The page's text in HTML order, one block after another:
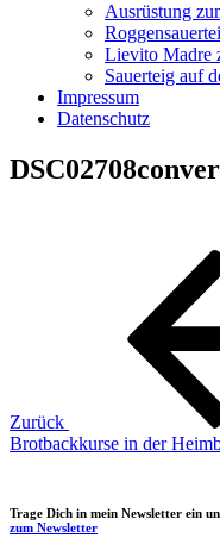
Ausrüstung
Lievito Madre
Sauerteig auf
Impressum
Datenschutz
Zurück
Brotbackkurse in der
Trage Dich in mein Newsletter ein
zum Newsletter